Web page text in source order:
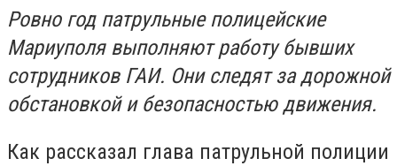
Ровно год патрульные полицейские
Мариуполя выполняют работу бывших
сотрудников ГАИ. Они следят за дорожной
обстановкой и безопасностью движения.
Как рассказал глава патрульной полиции